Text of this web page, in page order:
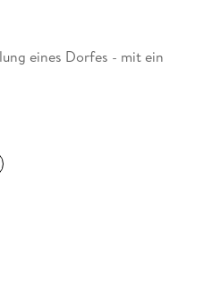
eines Dorfes - mit ein